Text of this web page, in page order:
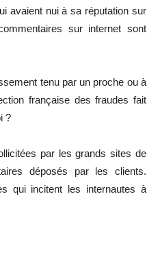
avaient nui à sa réputation sur
sur internet sont
tenu par un proche ou à
française des fraudes fait
?
par les grands sites de
déposés par les clients.
qui incitent les internautes à